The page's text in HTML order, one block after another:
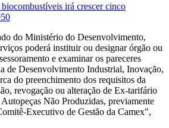
irá crescer cinco
do Ministério do Desenvolvimento,
poderá instituir ou designar órgão ou
e examinar os pareceres
de Desenvolvimento Industrial, Inovação,
do preenchimento dos requisitos da
revogação ou alteração de Ex-tarifário
Não Produzidas, previamente
Executivo de Gestão da Camex",